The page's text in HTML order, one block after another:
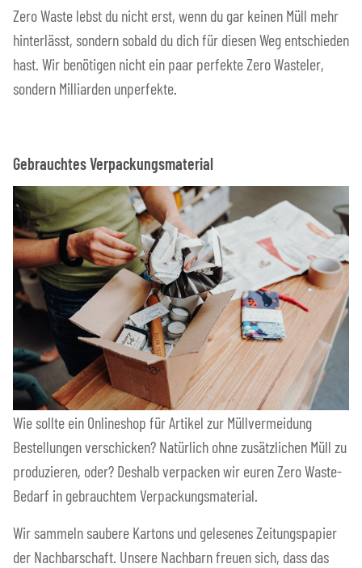
Zero Waste lebst du nicht erst, wenn du gar keinen Müll mehr
hinterlässt, sondern sobald du dich für diesen Weg entschieden
hast. Wir benötigen nicht ein paar perfekte Zero Wasteler,
sondern Milliarden unperfekte.
Gebrauchtes Verpackungsmaterial
Wie sollte ein Onlineshop für Artikel zur Müllvermeidung
Bestellungen verschicken? Natürlich ohne zusätzlichen Müll zu
produzieren, oder? Deshalb verpacken wir euren Zero Waste-
Bedarf in gebrauchtem Verpackungsmaterial.
Wir sammeln saubere Kartons und gelesenes Zeitungspapier
der Nachbarschaft. Unsere Nachbarn freuen sich, dass das